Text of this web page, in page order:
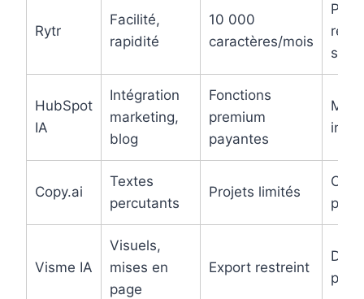
Rytr
Facilité,
rapidité
10 000
caractères/mois
HubSpot
IA
Intégration
marketing,
blog
Fonctions
premium
payantes
Copy.ai
Textes
percutants
Projets limités
Visme IA
Visuels,
mises en
page
Export restreint